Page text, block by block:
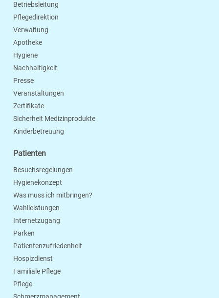
Betriebsleitung
Pflegedirektion
Verwaltung
Apotheke
Hygiene
Nachhaltigkeit
Presse
Veranstaltungen
Zertifikate
Sicherheit Medizinprodukte
Kinderbetreuung
Patienten
Besuchsregelungen
Hygienekonzept
Was muss ich mitbringen?
Wahlleistungen
Internetzugang
Parken
Patientenzufriedenheit
Hospizdienst
Familiale Pflege
Pflege